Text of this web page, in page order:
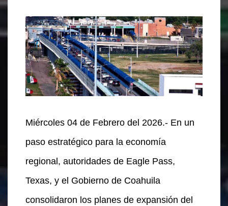
Miércoles 04 de Febrero del 2026.- En un
paso estratégico para la economía
regional, autoridades de Eagle Pass,
Texas, y el Gobierno de Coahuila
consolidaron los planes de expansión del